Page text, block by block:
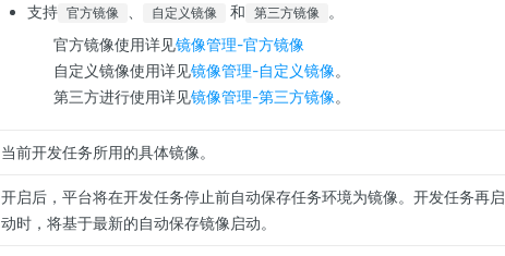
支持 官方镜像 自定义镜像 和 第三方镜像
。
官方镜像使用详见镜像管理-官方镜像
自定义镜像使用详见镜像管理-自定义镜像。
第三方进行使用详见镜像管理-第三方镜像。
当前开发任务所用的具体镜像。
开启后，平台将在开发任务停止前自动保存任务环境为镜像。开发任务再启
动时，将基于最新的自动保存镜像启动。